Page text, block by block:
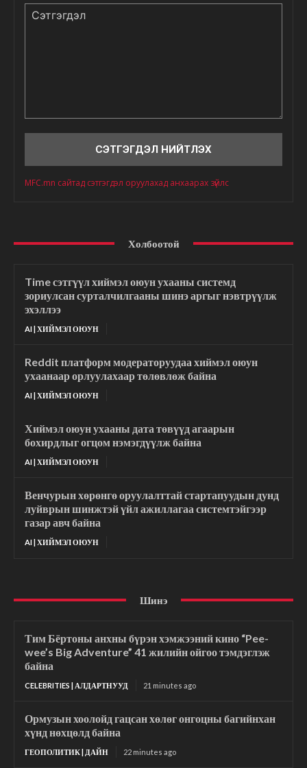
MFC.mn сайтад сэтгэгдэл оруулахад анхаарах зүйлс
Холбоотой
Time сэтгүүл хиймэл оюун ухааны системд
зориулсан сурталчилгааны шинэ аргыг нэвтрүүлж
эхэллээ
AI | ХИЙМЭЛ ОЮУН
Reddit платформ модераторуудаа хиймэл оюун
ухаанаар орлуулахаар төлөвлөж байна
AI | ХИЙМЭЛ ОЮУН
Хиймэл оюун ухааны дата төвүүд агаарын
бохирдлыг огцом нэмэгдүүлж байна
AI | ХИЙМЭЛ ОЮУН
Венчурын хөрөнгө оруулалттай стартапуудын дунд
луйврын шинжтэй үйл ажиллагаа системтэйгээр
газар авч байна
AI | ХИЙМЭЛ ОЮУН
Шинэ
Тим Бёртоны анхны бүрэн хэмжээний кино “Pee-
wee’s Big Adventure” 41 жилийн ойгоо тэмдэглэж
байна
CELEBRITIES | АЛДАРТНУУД 21 minutes ago
Ормузын хоолойд гацсан хөлөг онгоцны багийнхан
хүнд нөхцөлд байна
ГЕОПОЛИТИК | ДАЙН 22 minutes ago